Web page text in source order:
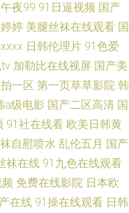
午夜99 91日逼视频 国产
婷 美腿丝袜在线观看 国
日韩伦理片 91色爱
加勒比在线视屏 国产美
一区 第一页草草影院 韩
a级电影 国产二区高清 国
91社在线看 欧美日韩黄
自慰喷水 乱伦五月 国产
袜在线 91九色在线观看
免费在线影院 日本欧
在线 91操在线观看 日韩